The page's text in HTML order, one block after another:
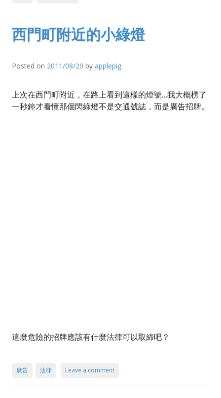
西門町附近的小綠燈
Posted on 2011/08/20 by applepig
上次在西門町附近，在路上看到這樣的燈號…我大概楞了
一秒鐘才看懂那個閃綠燈不是交通號誌，而是廣告招牌。
這麼危險的招牌應該有什麼法律可以取締吧？
廣告 法律 Leave a comment